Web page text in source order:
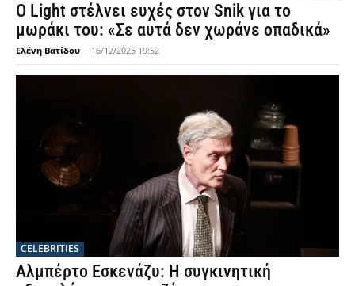
Ο Light στέλνει ευχές στον Snik για το
μωράκι του: «Σε αυτά δεν χωράνε οπαδικά»
Ελένη Βατίδου - 16/12/2025 19:52
CELEBRITIES
Αλμπέρτο Εσκενάζυ: Η συγκινητική